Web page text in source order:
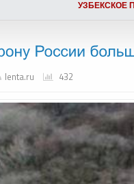
УЗБЕКСКОЕ
lenta.ru 432